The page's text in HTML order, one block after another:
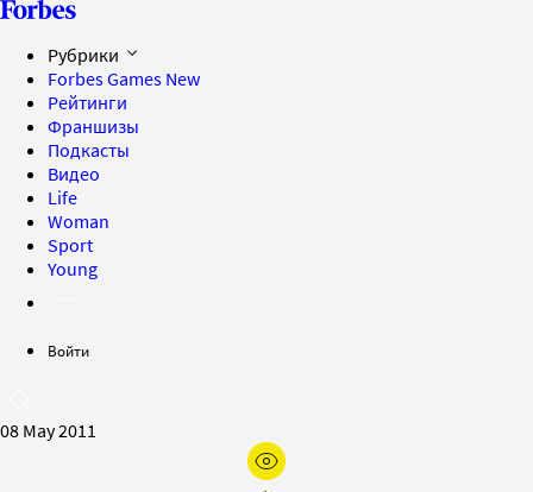
Рубрики
Forbes Games New
Рейтинги
Франшизы
Подкасты
Видео
Life
Woman
Sport
Young
Войти
08 May 2011